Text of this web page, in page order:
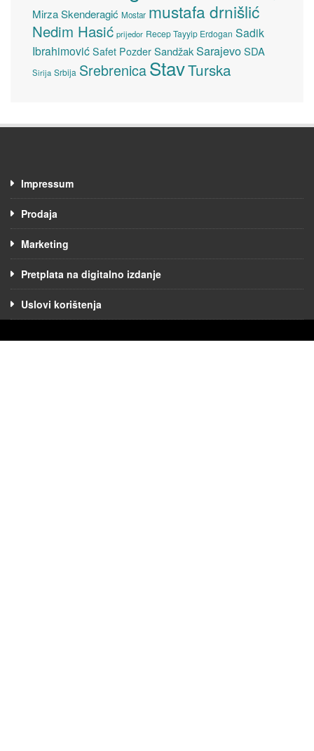
Mirza Skenderagić Mostar mustafa drnišlić
Nedim Hasić prijedor Recep Tayyip Erdogan Sadik
Ibrahimović Safet Pozder SandžakSarajevoSDA
Sirija Srbija SrebrenicaStavTurska
Impressum
Prodaja
Marketing
Pretplata na digitalno izdanje
Uslovi korištenja